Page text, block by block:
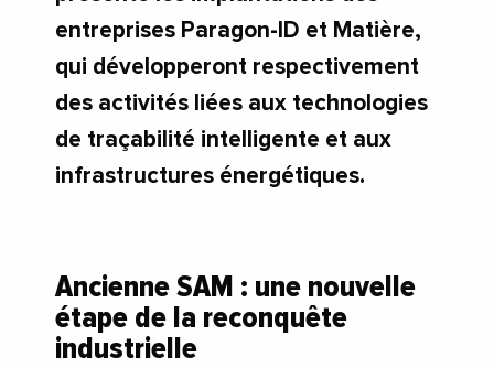
entreprises Paragon-ID et Matière,
qui développeront respectivement
des activités liées aux technologies
de traçabilité intelligente et aux
infrastructures énergétiques.
Ancienne SAM : une nouvelle
étape de la reconquête
industrielle